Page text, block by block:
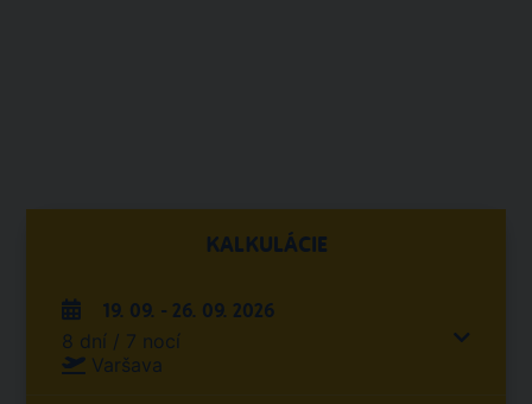
KALKULÁCIE
19. 09. - 26. 09. 2026
8 dní / 7 nocí
Varšava